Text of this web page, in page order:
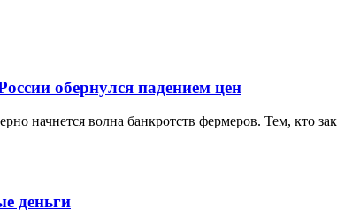
обернулся падением цен
начнется волна банкротств фермеров. Тем, кто
деньги